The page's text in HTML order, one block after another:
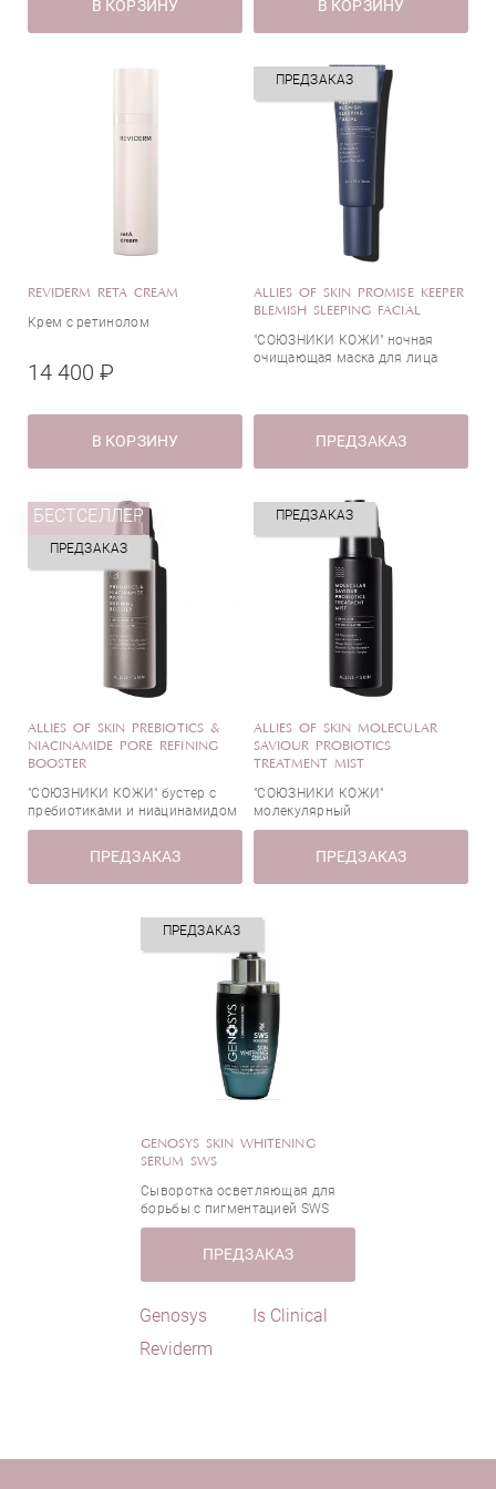
В КОРЗИНУ В КОРЗИНУ
REVIDERM RETA CREAM
Крем с ретинолом
14 400 ₽
В КОРЗИНУ
ПРЕДЗАКАЗ
ALLIES OF SKIN PROMISE KEEPER
BLEMISH SLEEPING FACIAL
"СОЮЗНИКИ КОЖИ" ночная
очищающая маска для лица
ПРЕДЗАКАЗ
БЕСТСЕЛЛЕР
ПРЕДЗАКАЗ
ALLIES OF SKIN PREBIOTICS &
NIACINAMIDE PORE REFINING
BOOSTER
"СОЮЗНИКИ КОЖИ" бустер с
пребиотиками и ниацинамидом
ПРЕДЗАКАЗ
ПРЕДЗАКАЗ
ALLIES OF SKIN MOLECULAR
SAVIOUR PROBIOTICS
TREATMENT MIST
"СОЮЗНИКИ КОЖИ"
молекулярный
восстанавливающий мист с
ПРЕДЗАКАЗ
ПРЕДЗАКАЗ
GENOSYS SKIN WHITENING
SERUM SWS
Сыворотка осветляющая для
борьбы с пигментацией SWS
ПРЕДЗАКАЗ
Genosys
Is Clinical
Reviderm